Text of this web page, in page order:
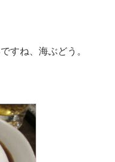
すね、海ぶどう。